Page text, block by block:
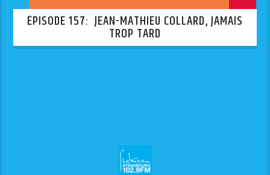
ÉPISODE 157: JEAN-MATHIEU COLLARD, JAMAIS
TROP TARD